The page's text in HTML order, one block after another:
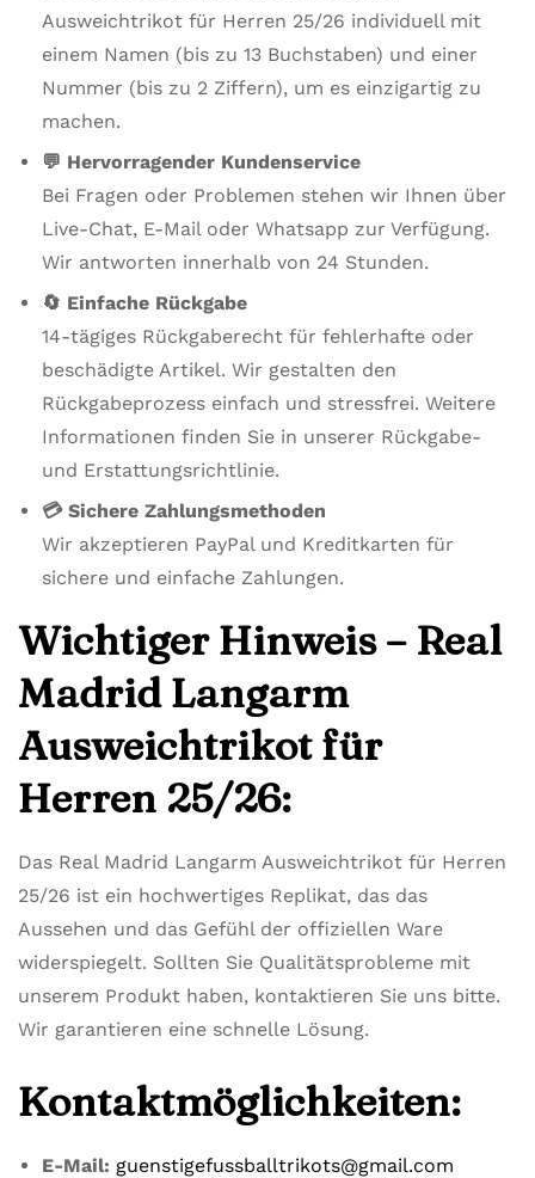
Ausweichtrikot für Herren 25/26 individuell mit
einem Namen (bis zu 13 Buchstaben) und einer
Nummer (bis zu 2 Ziffern), um es einzigartig zu
machen.
💬 Hervorragender Kundenservice
Bei Fragen oder Problemen stehen wir Ihnen über
Live-Chat, E-Mail oder Whatsapp zur Verfügung.
Wir antworten innerhalb von 24 Stunden.
🔄 Einfache Rückgabe
14-tägiges Rückgaberecht für fehlerhafte oder
beschädigte Artikel. Wir gestalten den
Rückgabeprozess einfach und stressfrei. Weitere
Informationen finden Sie in unserer Rückgabe-
und Erstattungsrichtlinie.
💳 Sichere Zahlungsmethoden
Wir akzeptieren PayPal und Kreditkarten für
sichere und einfache Zahlungen.
Wichtiger Hinweis – Real
Madrid Langarm
Ausweichtrikot für
Herren 25/26:
Das Real Madrid Langarm Ausweichtrikot für Herren
25/26 ist ein hochwertiges Replikat, das das
Aussehen und das Gefühl der offiziellen Ware
widerspiegelt. Sollten Sie Qualitätsprobleme mit
unserem Produkt haben, kontaktieren Sie uns bitte.
Wir garantieren eine schnelle Lösung.
Kontaktmöglichkeiten:
E-Mail: guenstigefussballtrikots@gmail.com